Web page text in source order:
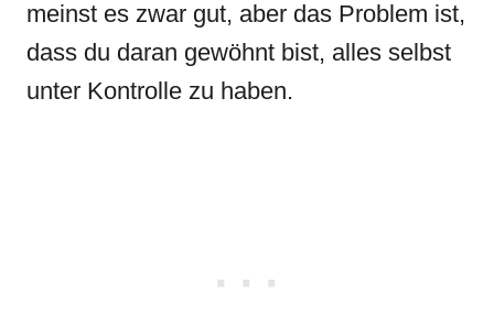
meinst es zwar gut, aber das Problem ist,
dass du daran gewöhnt bist, alles selbst
unter Kontrolle zu haben.